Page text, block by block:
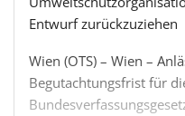
Entwurf zurückzuziehen
Wien (OTS) – Wien –
Begutachtungsfrist für